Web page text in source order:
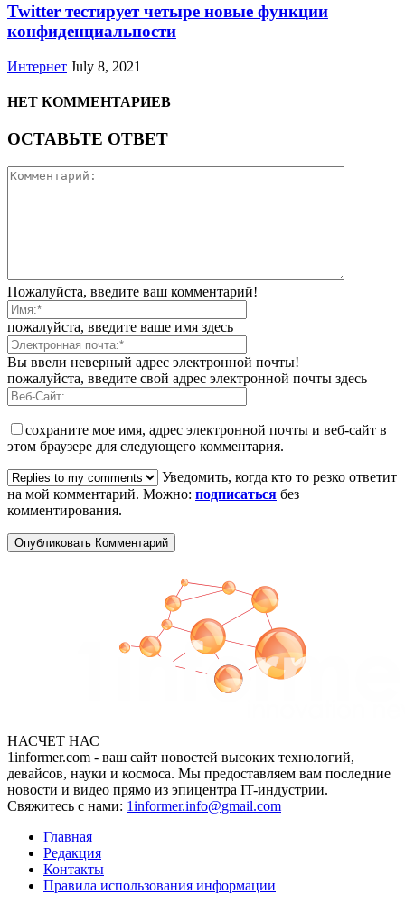
Twitter тестирует четыре новые функции
конфиденциальности
Интернет July 8, 2021
НЕТ КОММЕНТАРИЕВ
ОСТАВЬТЕ ОТВЕТ
Пожалуйста, введите ваш комментарий!
пожалуйста, введите ваше имя здесь
Вы ввели неверный адрес электронной почты!
пожалуйста, введите свой адрес электронной почты здесь
сохраните мое имя, адрес электронной почты и веб-сайт в
этом браузере для следующего комментария.
Уведомить, когда кто то резко ответит
на мой комментарий. Можно: подписаться без
комментирования.
НАСЧЕТ НАС
1informer.com - ваш сайт новостей высоких технологий,
девайсов, науки и космоса. Мы предоставляем вам последние
новости и видео прямо из эпицентра IT-индустрии.
Свяжитесь с нами: 1informer.info@gmail.com
Главная
Редакция
Контакты
Правила использования информации